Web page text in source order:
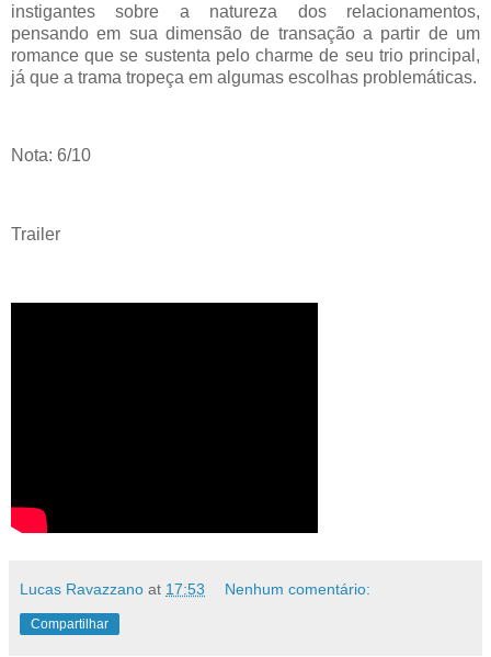
instigantes sobre a natureza dos relacionamentos,
pensando em sua dimensão de transação a partir de um
romance que se sustenta pelo charme de seu trio principal,
já que a trama tropeça em algumas escolhas problemáticas.
Nota: 6/10
Trailer
Lucas Ravazzano at 17:53 Nenhum comentário:
Compartilhar